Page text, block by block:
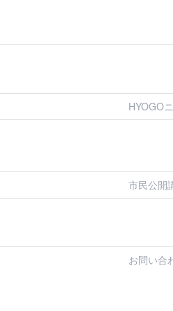
HYOGO
市民公開
お問い合